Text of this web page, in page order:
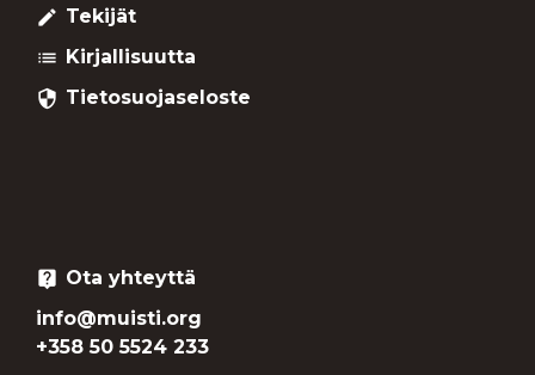
create Tekijät
list Kirjallisuutta
security Tietosuojaseloste
live_help Ota yhteyttä
info@muisti.org
+358 50 5524 233